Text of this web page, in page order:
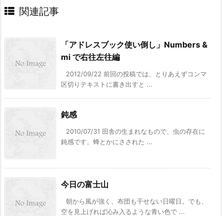
関連記事
「アドレスブック使い倒し」Numbers &
mi で右往左往編
2012/09/22 前回の投稿では、とりあえずコンマ
区切りテキストに書き出すと ...
鈍感
2010/07/31 田舎の生まれなもので、虫の存在に
鈍感です。蜂とかにさされた ...
今日の富士山
朝から風が強く、布団も干せない日曜日。でも、
空を見上げれば沁み入るような青い色で ...